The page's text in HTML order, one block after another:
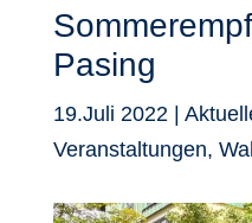
Pasing
19.Juli 2022|
Veranstaltungen,